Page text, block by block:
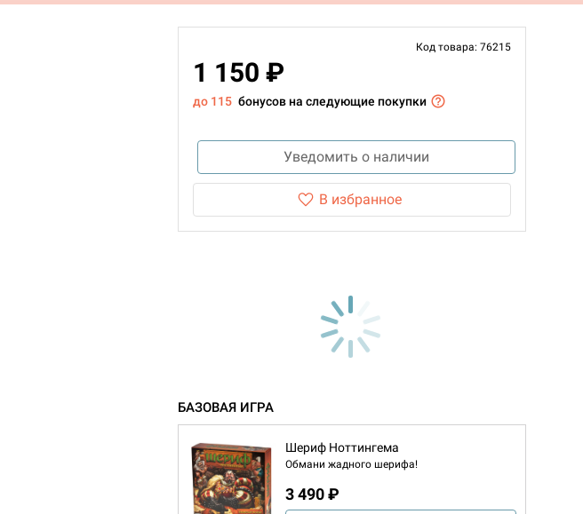
Код товара: 76215
1 150 ₽
до 115 бонусов на следующие покупки
Уведомить о наличии
В избранное
БАЗОВАЯ ИГРА
Шериф Ноттингема
Обмани жадного шерифа!
3 490 ₽